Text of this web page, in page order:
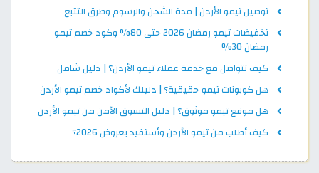
توصيل تيمو الأردن | مدة الشحن والرسوم وطرق التتبع
تخفيضات تيمو رمضان 2026 حتى 80% وكود خصم تيمو
رمضان 30%
كيف تتواصل مع خدمة عملاء تيمو الأردن؟ | دليل شامل
هل كوبونات تيمو حقيقية؟ | دليلك لأكواد خصم تيمو الأردن
هل موقع تيمو موثوق؟ | دليل التسوق الآمن من تيمو الأردن
كيف أطلب من تيمو الأردن وأستفيد بعروض 2026؟